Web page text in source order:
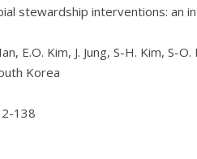
stewardship interventions: an
E.O. Kim, J. Jung, S-H. Kim, S-O.
Korea
138